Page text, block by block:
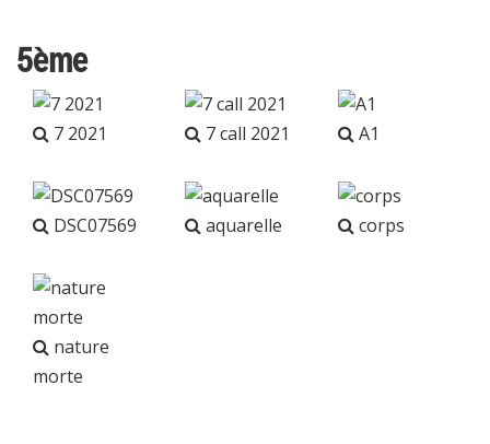
5ème
7 2021 7 call 2021 A1
DSC07569 aquarelle corps
nature
morte